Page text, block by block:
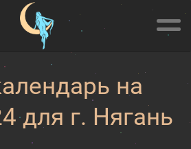
на
для г. Нягань